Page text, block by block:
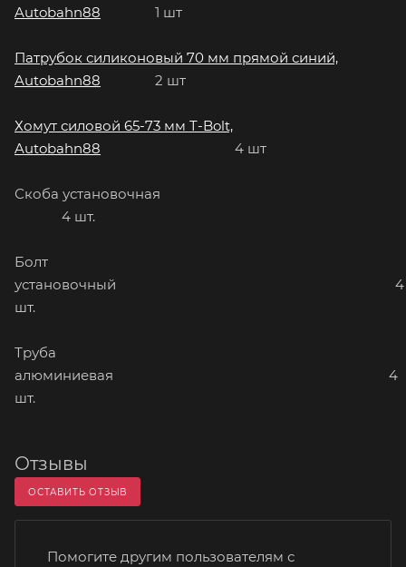
Autobahn88 1 шт
Патрубок силиконовый 70 мм прямой синий,
Autobahn88 2 шт
Хомут силовой 65-73 мм T-Bolt,
Autobahn88 4 шт
Скоба установочная
4 шт.
Болт
установочный 4
шт.
Труба
алюминиевая 4
шт.
Отзывы
ОСТАВИТЬ ОТЗЫВ
Помогите другим пользователям с